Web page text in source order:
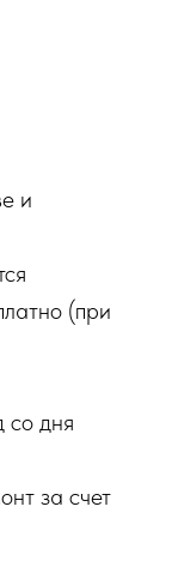
и
(при
со дня
за счет